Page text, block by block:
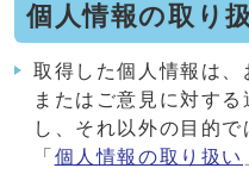
個人情報の取り
取得した個人情報は、
またはご意見に対す
し、それ以外の目的
「 個人情報の取り扱い